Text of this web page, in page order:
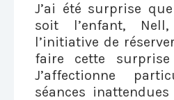
J’ai été surprise
soit l’enfant,
l’initiative de
faire cette
J’affectionne
séances